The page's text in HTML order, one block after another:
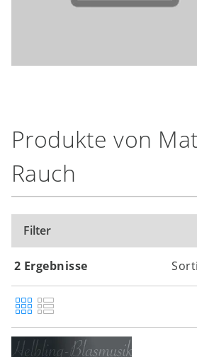
Produkte von
Rauch
Filter
2 Ergebnisse